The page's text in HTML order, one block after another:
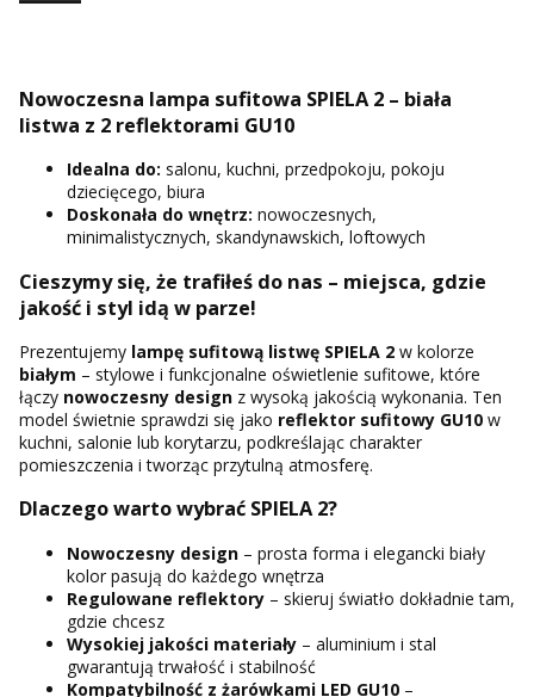
Nowoczesna lampa sufitowa SPIELA 2 – biała
listwa z 2 reflektorami GU10
Idealna do: salonu, kuchni, przedpokoju, pokoju
dziecięcego, biura
Doskonała do wnętrz: nowoczesnych,
minimalistycznych, skandynawskich, loftowych
Cieszymy się, że trafiłeś do nas – miejsca, gdzie
jakość i styl idą w parze!
Prezentujemy lampę sufitową listwę SPIELA 2 w kolorze
białym – stylowe i funkcjonalne oświetlenie sufitowe, które
łączy nowoczesny design z wysoką jakością wykonania. Ten
model świetnie sprawdzi się jako reflektor sufitowy GU10 w
kuchni, salonie lub korytarzu, podkreślając charakter
pomieszczenia i tworząc przytulną atmosferę.
Dlaczego warto wybrać SPIELA 2?
Nowoczesny design – prosta forma i elegancki biały
kolor pasują do każdego wnętrza
Regulowane reflektory – skieruj światło dokładnie tam,
gdzie chcesz
Wysokiej jakości materiały – aluminium i stal
gwarantują trwałość i stabilność
Kompatybilność z żarówkami LED GU10 –